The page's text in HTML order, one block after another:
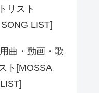
リスト
LIST]
曲・動画・歌
ト[MOSSA